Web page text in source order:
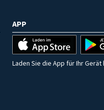
APP
Laden Sie die App für Ihr